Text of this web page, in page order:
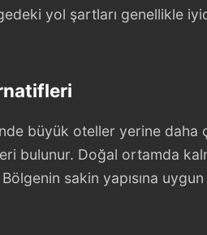
yol şartları genellikle
büyük oteller yerine
bulunur. Doğal ortamda
sakin yapısına